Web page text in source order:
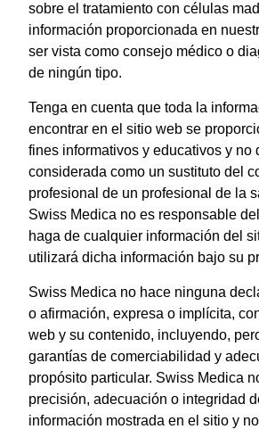
sobre el tratamiento con células
información proporcionada en
ser vista como consejo médico o
de ningún tipo.
Tenga en cuenta que toda la
encontrar en el sitio web se
fines informativos y educativos y no
considerada como un sustituto del
profesional de un profesional de la
Swiss Medica no es responsable
haga de cualquier información del
utilizará dicha información bajo su
Swiss Medica no hace ninguna
o afirmación, expresa o implícita,
web y su contenido, incluyendo,
garantías de comerciabilidad y
propósito particular. Swiss Medica
precisión, adecuación o integridad
información mostrada en el sitio y